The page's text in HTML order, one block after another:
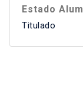
Estado
Titulado